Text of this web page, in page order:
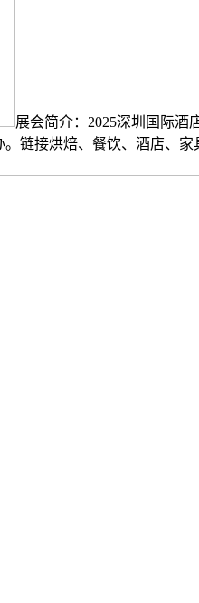
展会简介：2025深圳国际酒
链接烘焙、餐饮、酒店、